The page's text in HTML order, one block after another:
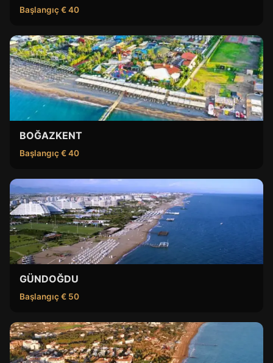
Başlangıç € 40
BOĞAZKENT
Başlangıç € 40
GÜNDOĞDU
Başlangıç € 50